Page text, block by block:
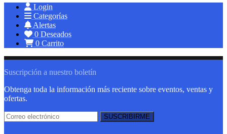
Login
Categorías
Alertas
0 Deseados
0 Carrito
Suscripción a nuestro boletín
Obtenga toda la información más reciente sobre eventos, ventas y
ofertas.